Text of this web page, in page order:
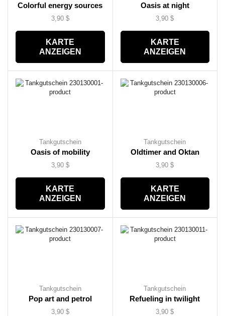
Colorful energy sources
3,90 $
KARTE
ANZEIGEN
Oasis at night
3,90$
KARTE
ANZEIGEN
Tankgutschein
Oasis of mobility
3,90 $
KARTE
ANZEIGEN
Tankgutschein
Oldtimer and Oktan
3,90$
KARTE
ANZEIGEN
Tankgutschein
Pop art and petrol
3,90 $
Tankgutschein
Refueling in twilight
3,90$